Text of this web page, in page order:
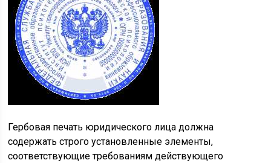
Гербовая печать юридического лица должна
содержать строго установленные элементы,
соответствующие требованиям действующего